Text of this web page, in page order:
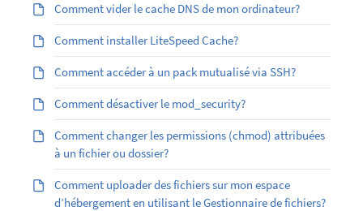
Comment vider le cache DNS de mon ordinateur?
Comment installer LiteSpeed Cache?
Comment accéder à un pack mutualisé via SSH?
Comment désactiver le mod_security?
Comment changer les permissions (chmod) attribuées
à un fichier ou dossier?
Comment uploader des fichiers sur mon espace
d’hébergement en utilisant le Gestionnaire de fichiers?